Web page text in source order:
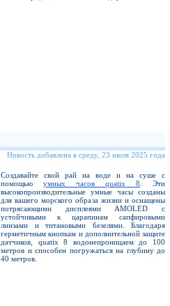
Новость добавлена в среду, 23 июля 2025 года
Создавайте свой рай на воде и на суше с
помощью умных часов quatix 8 . Эти
высокопроизводительные умные часы созданы
для вашего морского образа жизни и оснащены
потрясающими дисплеями AMOLED с
устойчивыми к царапинам сапфировыми
линзами и титановыми безелями. Благодаря
герметичным кнопкам и дополнительной защите
датчиков, quatix 8 водонепроницаем до 100
метров и способен погружаться на глубину до
40 метров.